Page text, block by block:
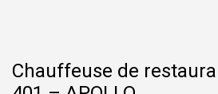
Chauffeuse de